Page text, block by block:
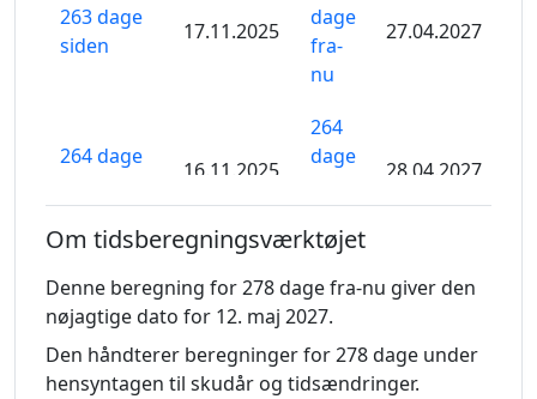
263 dage
siden
17.11.2025
dage
fra-
nu
27.04.2027
264 dage
16.11.2025
264
dage
nu
28.04.2027
265 dage
siden
15.11.2025
dage
fra-
nu
Om tidsberegningsværktøjet
Denne beregning for 278 dage fra-nu giver den
nøjagtige dato for 12. maj 2027.
Den håndterer beregninger for 278 dage under
hensyntagen til skudår og tidsændringer.